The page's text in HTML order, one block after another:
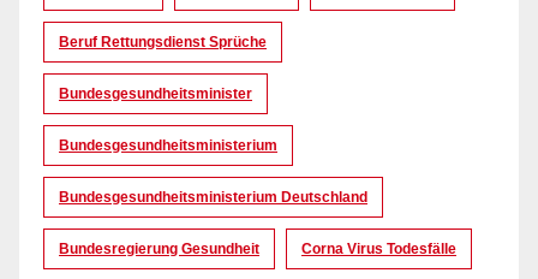
Beruf Rettungsdienst Sprüche
Bundesgesundheitsminister
Bundesgesundheitsministerium
Bundesgesundheitsministerium Deutschland
Bundesregierung Gesundheit Corna Virus Todesfälle